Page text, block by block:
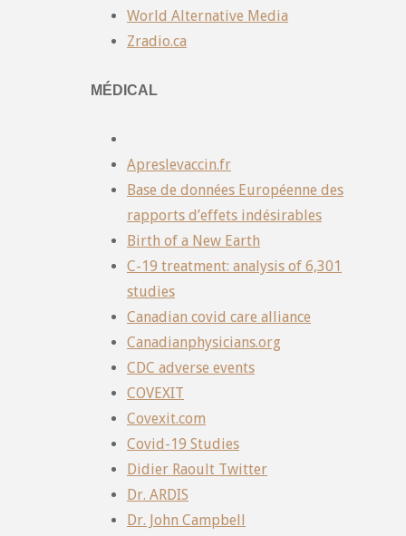
World Alternative Media
Zradio.ca
MÉDICAL
Apreslevaccin.fr
Base de données Européenne des
rapports d’effets indésirables
Birth of a New Earth
C-19 treatment: analysis of 6,301
studies
Canadian covid care alliance
Canadianphysicians.org
CDC adverse events
COVEXIT
Covexit.com
Covid-19 Studies
Didier Raoult Twitter
Dr. ARDIS
Dr. John Campbell